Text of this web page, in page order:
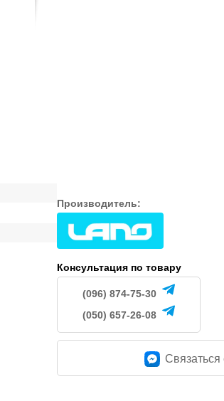
Производитель:
Консультация по товару
(096) 874-75-30
(050) 657-26-08
Связаться